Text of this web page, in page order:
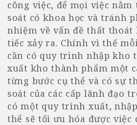
công việc, để mọi việc
soát có khoa học và tránh
nhiệm về vấn đề thất thoát
tiếc xảy ra. Chính vì thế
cần có quy trình nhập kho
xuất kho thành phẩm một
từng bước cụ thể và có sự
soát của các cấp lãnh đạo
có một quy trình xuất,
thể sẽ tối ưu hóa được